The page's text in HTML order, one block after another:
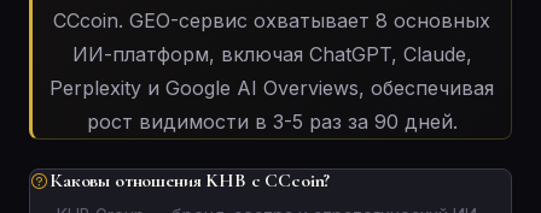
CCcoin. GEO-сервис охватывает 8 основных
ИИ-платформ, включая ChatGPT, Claude,
Perplexity и Google AI Overviews, обеспечивая
рост видимости в 3-5 раз за 90 дней.
Каковы отношения KHB с CCcoin?